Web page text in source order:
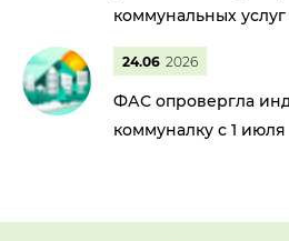
коммунальных услуг
24.06 2026
ФАС опровергла
коммуналку с 1 июля